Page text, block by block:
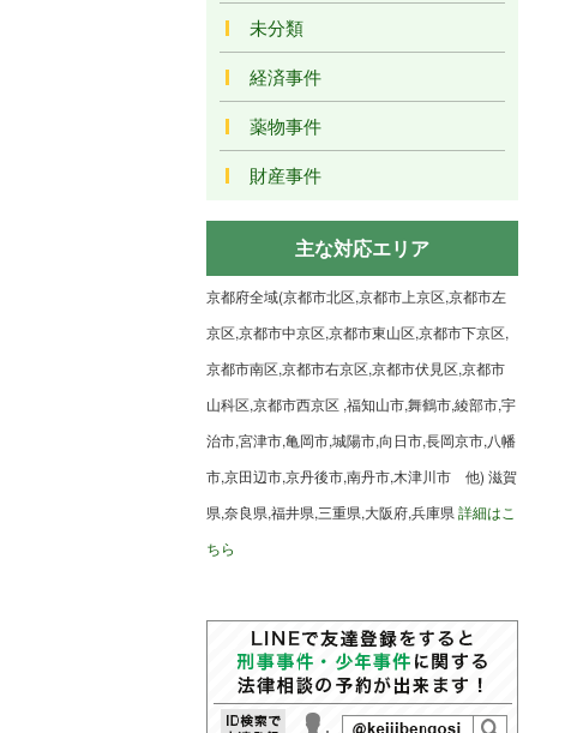
未分類
経済事件
薬物事件
財産事件
主な対応エリア
京都府全域(京都市北区,京都市上京区,京都市左
京区,京都市中京区,京都市東山区,京都市下京区,
京都市南区,京都市右京区,京都市伏見区,京都市
山科区,京都市西京区 ,福知山市,舞鶴市,綾部市,宇
治市,宮津市,亀岡市,城陽市,向日市,長岡京市,八幡
市,京田辺市,京丹後市,南丹市,木津川市 他) 滋賀
県,奈良県,福井県,三重県,大阪府,兵庫県 詳細はこ
ちら